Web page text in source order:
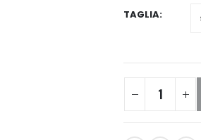
TAGLIA